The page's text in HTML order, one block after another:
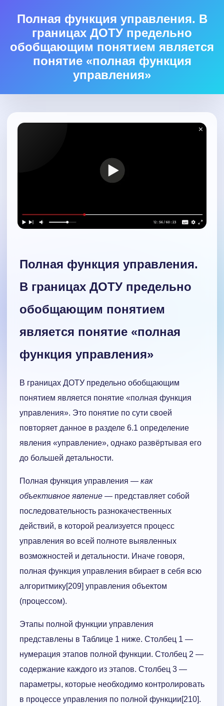
Полная функция управления. В
границах ДОТУ предельно
обобщающим понятием является
понятие «полная функция
управления»
Полная функция управления.
В границах ДОТУ предельно
обобщающим понятием
является понятие «полная
функция управления»
В границах ДОТУ предельно обобщающим
понятием является понятие «полная функция
управления». Это понятие по сути своей
повторяет данное в разделе 6.1 определение
явления «управление», однако развёртывая его
до большей детальности.
Полная функция управления — как
объективное явление — представляет собой
последовательность разнокачественных
действий, в которой реализуется процесс
управления во всей полноте выявленных
возможностей и детальности. Иначе говоря,
полная функция управления вбирает в себя всю
алгоритмику[209] управления объектом
(процессом).
Этапы полной функции управления
представлены в Таблице 1 ниже. Столбец 1 —
нумерация этапов полной функции. Столбец 2 —
содержание каждого из этапов. Столбец 3 —
параметры, которые необходимо контролировать
в процессе управления по полной функции[210].